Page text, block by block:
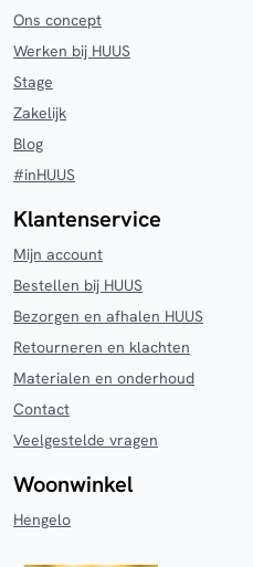
Ons concept
Werken bij HUUS
Stage
Zakelijk
Blog
#inHUUS
Klantenservice
Mijn account
Bestellen bij HUUS
Bezorgen en afhalen HUUS
Retourneren en klachten
Materialen en onderhoud
Contact
Veelgestelde vragen
Woonwinkel
Hengelo